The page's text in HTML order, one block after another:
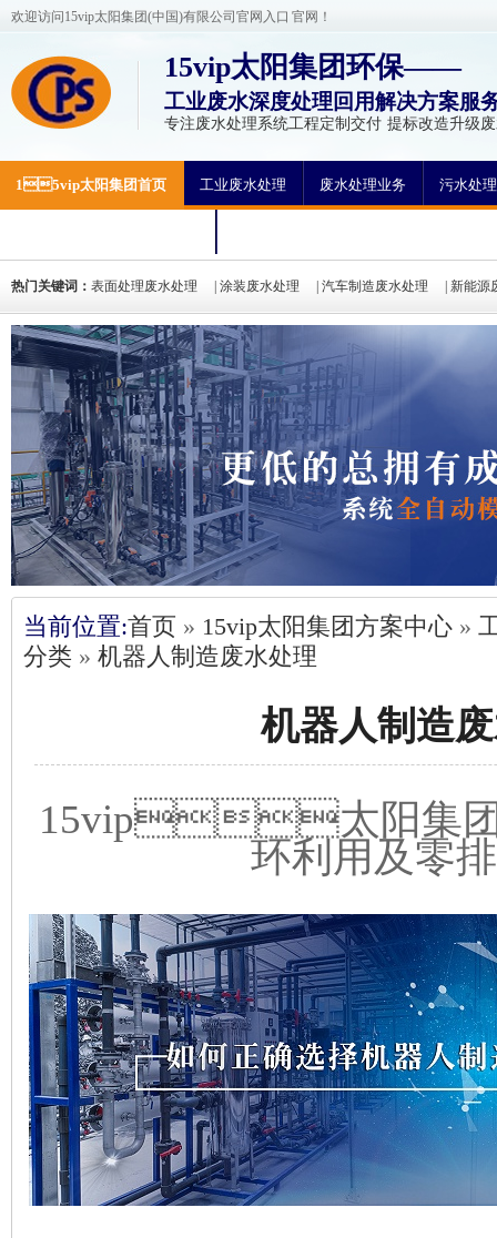
欢迎访问15vip太阳集团(中国)有限公司官网入口 官网！
15vip太阳集团环保——
工业废水深度处理回用解决方案服
专注废水处理系统工程定制交付 提标改造升级
15vip太阳集团首页 工业废水处理 废水处理业务 污水处
热门关键词： 表面处理废水处理 涂装废水处理 汽车制造废水处理 新能源
处理 |高盐分废水处理 | 高COD废水处理
当前位置:首页 » 15vip太阳集团方案中心 »
分类 » 机器人制造废水处理
机器人制造
15vip太阳
环利用及零